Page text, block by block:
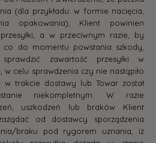
(dla przykładu: w formie nacięcia,
opakowania), Klient powinien
a w przeciwnym razie, by
co do momentu powstania szkody,
zawartość przesyłki w
w celu sprawdzenia czy nie nastąpiło
w trakcie dostawy lub Towar został
niekompletnym. W razie
uszkodzeń lub braków Klient
od dostawcy sporządzenia
braku pod rygorem uznania, iż